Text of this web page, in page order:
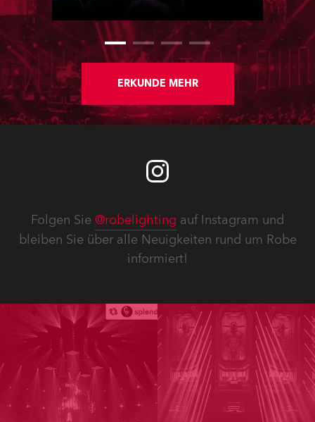
Fresnel-Leuchten für die beiden
Veranstaltungssäle des Hauses.
ERKUNDE MEHR
Folgen Sie @robelighting auf Instagram und
bleiben Sie über alle Neuigkeiten rund um Robe
informiert!